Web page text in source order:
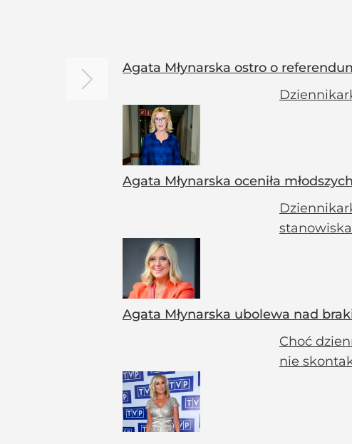
Agata Młynarska ostro o
Agata Młynarska oceniła
Agata Młynarska ubolewa nad
Choć
nie